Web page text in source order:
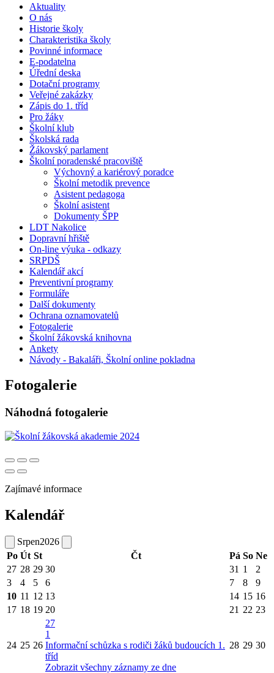
Aktuality
O nás
Historie školy
Charakteristika školy
Povinné informace
E-podatelna
Úřední deska
Dotační programy
Veřejné zakázky
Zápis do 1. tříd
Pro žáky
Školní klub
Školská rada
Žákovský parlament
Školní poradenské pracoviště
Výchovný a kariérový poradce
Školní metodik prevence
Asistent pedagoga
Školní asistent
Dokumenty ŠPP
LDT Nakolice
Dopravní hřiště
On-line výuka - odkazy
SRPDŠ
Kalendář akcí
Preventivní programy
Formuláře
Další dokumenty
Ochrana oznamovatelů
Fotogalerie
Školní žákovská knihovna
Ankety
Návody - Bakaláři, Školní online pokladna
Fotogalerie
Náhodná fotogalerie
Zajímavé informace
Kalendář
Srpen2026
Po Út St Čt Pá So Ne
27 28 29 30 31 1
2
3
4 5 6 7 8
9
10 11 12 13 14 15 16
17 18 19 20 21 22 23
24 25 26
27
1
Informační schůzka s rodiči žáků budoucích 1.
tříd
Zobrazit všechny záznamy ze dne
28 29 30